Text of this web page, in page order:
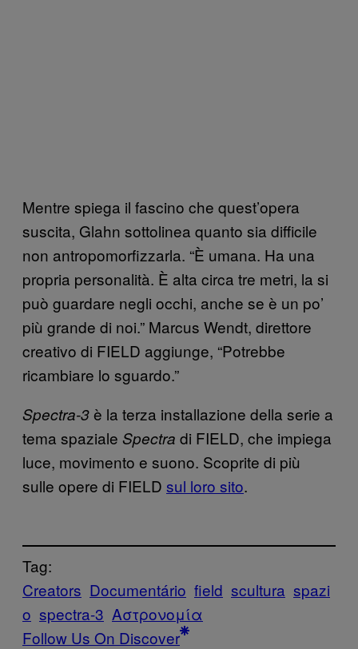
Mentre spiega il fascino che quest’opera
suscita, Glahn sottolinea quanto sia difficile
non antropomorfizzarla. “È umana. Ha una
propria personalità. È alta circa tre metri, la si
può guardare negli occhi, anche se è un po’
più grande di noi.” Marcus Wendt, direttore
creativo di FIELD aggiunge, “Potrebbe
ricambiare lo sguardo.”
Spectra-3è la terza installazione della serie a
tema spaziale Spectra di FIELD, che impiega
luce, movimento e suono. Scoprite di più
sulle opere di FIELD sul loro sito.
Tag:
Creators Documentário field scultura spazi
o spectra-3 Αστρονομία
Follow Us On Discover